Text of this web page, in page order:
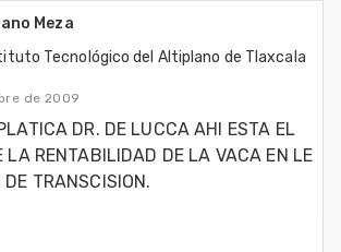
Meza
Tecnológico del Altiplano de Tlaxcala
de 2009
DR. DE LUCCA AHI ESTA EL
LA RENTABILIDAD DE LA VACA EN LE
DE TRANSCISION.